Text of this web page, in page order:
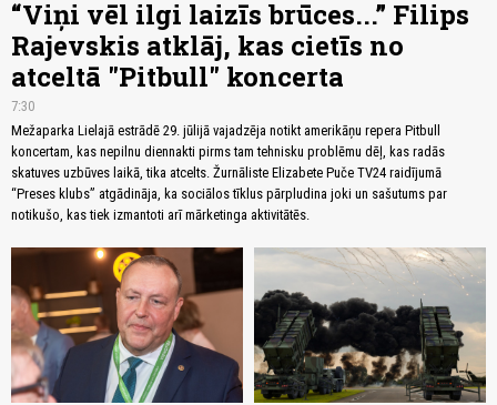
“Viņi vēl ilgi laizīs brūces...” Filips
Rajevskis atklāj, kas cietīs no
atceltā "Pitbull" koncerta
7:30
Mežaparka Lielajā estrādē 29. jūlijā vajadzēja notikt amerikāņu repera Pitbull
koncertam, kas nepilnu diennakti pirms tam tehnisku problēmu dēļ, kas radās
skatuves uzbūves laikā, tika atcelts. Žurnāliste Elizabete Puče TV24 raidījumā
“Preses klubs” atgādināja, ka sociālos tīklus pārpludina joki un sašutums par
notikušo, kas tiek izmantoti arī mārketinga aktivitātēs.